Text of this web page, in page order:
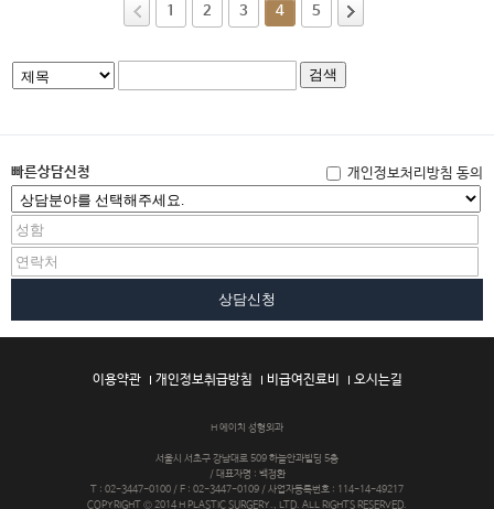
1 2 3 4 5
검색
빠른상담신청 개인정보처리방침 동의
상담신청
이용약관 개인정보취급방침 비급여진료비 오시는길
H 에이치 성형외과
서울시 서초구 강남대로 509 하늘안과빌딩 5층
/ 대표자명 : 백정환
T : 02-3447-0100 / F : 02-3447-0109 / 사업자등록번호 : 114-14-49217
COPYRIGHT © 2014 H PLASTIC SURGERY., LTD. ALL RIGHTS RESERVED.